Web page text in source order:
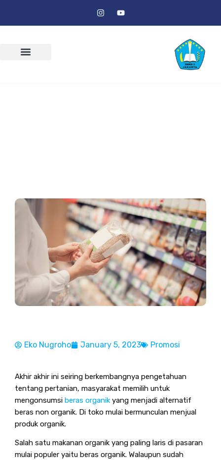
Eko Nugroho January 5, 2023 Promosi
Akhir akhir ini seiring berkembangnya pengetahuan
tentang pertanian, masyarakat memilih untuk
mengonsumsi beras organik yang menjadi alternatif
beras non organik. Di toko mulai bermunculan menjual
produk organik.
Salah satu makanan organik yang paling laris di pasaran
mulai populer yaitu beras organik. Walaupun sudah